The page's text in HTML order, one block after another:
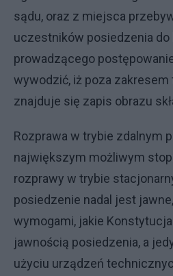
sądu, oraz z miejsca
uczestników posiedzenia do
prowadzącego
wywodzić, iż poza zakresem
znajduje się zapis obrazu
Rozprawa w trybie zdalnym
największym możliwym
rozprawy w trybie
posiedzenie nadal jest
wymogami, jakie
jawnością posiedzenia, a
użyciu urządzeń